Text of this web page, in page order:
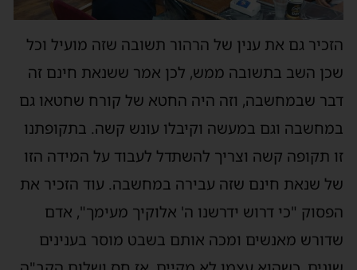
הזכיר גם את ענין של הרהור תשובה שזה מועיל וכל
שכן השב בתשובה ממש, לכן אמר ששנאת חינם זה
דבר שבמחשבה, וזה היה החטא של קורח שחטאו גם
במחשבה וגם במעשה וקיבלו עונש קשה. בתקופתנו
זו תקופה קשה וצריך להשתדל לעבוד על המידה הזו
של שנאת חינם שזה עבירה במחשבה. עוד הזכיר את
הפסוק "כי דרוש ידרשנו ה' אלוקיך מעימך", אדם
שדורש מאנשים ומכה אותם בשבט מוסר בענינים